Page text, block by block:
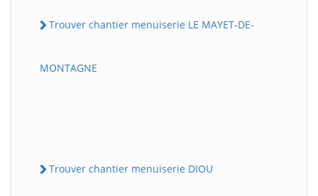
Trouver chantier menuiserie LE MAYET-DE-
MONTAGNE
Trouver chantier menuiserie DIOU